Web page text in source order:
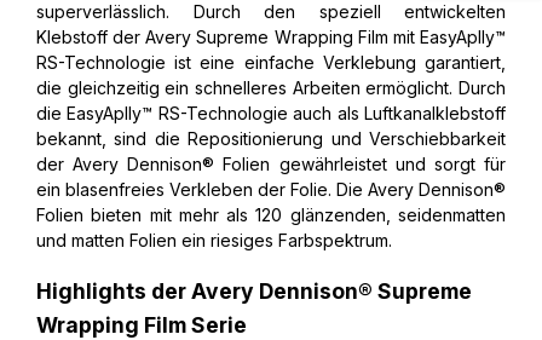
superverlässlich. Durch den speziell entwickelten
Klebstoff der Avery Supreme Wrapping Film mit EasyAplly™
RS-Technologie ist eine einfache Verklebung garantiert,
die gleichzeitig ein schnelleres Arbeiten ermöglicht. Durch
die EasyAplly™ RS-Technologie auch als Luftkanalklebstoff
bekannt, sind die Repositionierung und Verschiebbarkeit
der Avery Dennison® Folien gewährleistet und sorgt für
ein blasenfreies Verkleben der Folie. Die Avery Dennison®
Folien bieten mit mehr als 120 glänzenden, seidenmatten
und matten Folien ein riesiges Farbspektrum.
Highlights der Avery Dennison® Supreme
Wrapping Film Serie